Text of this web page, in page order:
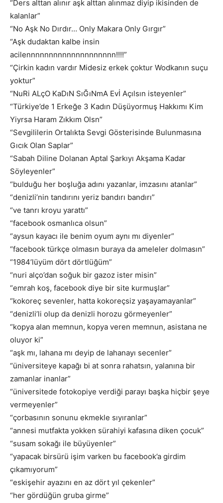
“Ders alttan alınır aşk alttan alınmaz diyip ikisinden de
kalanlar”
“No Aşk No Dırdır… Only Makara Only Gırgır”
“Aşk dudaktan kalbe insin
acilennnnnnnnnnnnnnnnnnnn!!!!”
“Çirkin kadın vardır Midesiz erkek çoktur Wodkanın suçu
yoktur”
“NuRi ALçO KaDıN SıĞıNmA Evİ Açılsın isteyenler”
“Türkiye’de 1 Erkeğe 3 Kadın Düşüyormuş Hakkımı Kim
Yiyrsa Haram Zıkkım Olsn”
“Sevgililerin Ortalıkta Sevgi Gösterisinde Bulunmasına
Gıcık Olan Saplar”
“Sabah Diline Dolanan Aptal Şarkıyı Akşama Kadar
Söyleyenler”
“bulduğu her boşluğa adını yazanlar, imzasını atanlar”
“denizli’nin tandırını yeriz bandırı bandırı”
“ve tanrı kroyu yarattı”
“facebook osmanlıca olsun”
“aysun kayacı ile benim oyum aynı mı diyenler”
“facebook türkçe olmasın buraya da ameleler dolmasın”
“1984’lüyüm dört dörtlüğüm”
“nuri alço’dan soğuk bir gazoz ister misin”
“emrah koş, facebook diye bir site kurmuşlar”
“kokoreç sevenler, hatta kokoreçsiz yaşayamayanlar”
“denizli’li olup da denizli horozu görmeyenler”
“kopya alan memnun, kopya veren memnun, asistana ne
oluyor ki”
“aşk mı, lahana mı deyip de lahanayı secenler”
“üniversiteye kapağı bi at sonra rahatsın, yalanına bir
zamanlar inanlar”
“üniversitede fotokopiye verdiği parayı başka hiçbir şeye
vermeyenler”
“çorbasının sonunu ekmekle sıyıranlar”
“annesi mutfakta yokken sürahiyi kafasına diken çocuk”
“susam sokağı ile büyüyenler”
“yapacak birsürü işim varken bu facebook’a girdim
çıkamıyorum”
“eskişehir ayazını en az dört yıl çekenler”
“her gördüğün gruba girme”